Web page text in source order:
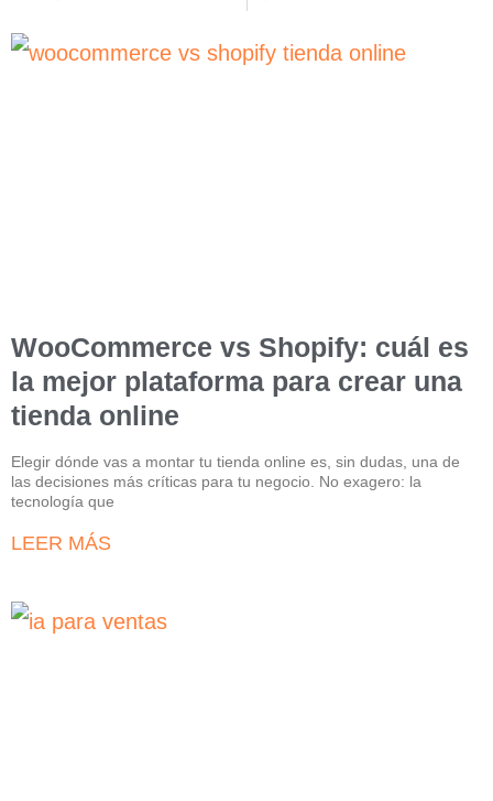
WooCommerce vs Shopify: cuál es
la mejor plataforma para crear una
tienda online
Elegir dónde vas a montar tu tienda online es, sin dudas, una de
las decisiones más críticas para tu negocio. No exagero: la
tecnología que
LEER MÁS